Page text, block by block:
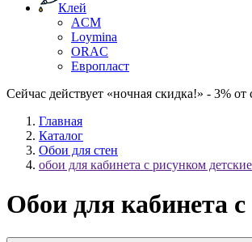
Клей
ACM
Loymina
ORAC
Европласт
Сейчас действует «ночная скидка!» - 3% от
Главная
Каталог
Обои для стен
обои для кабинета с рисунком
Обои для кабинета